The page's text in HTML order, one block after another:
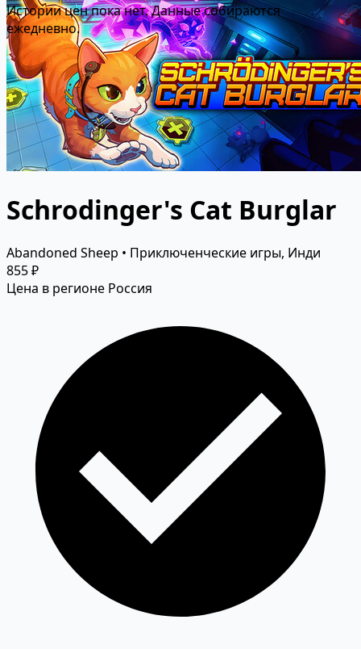
Истории цен пока нет. Данные собираются
ежедневно.
Schrodinger's Cat Burglar
Abandoned Sheep • Приключенческие игры, Инди
855 ₽
Цена в регионе Россия